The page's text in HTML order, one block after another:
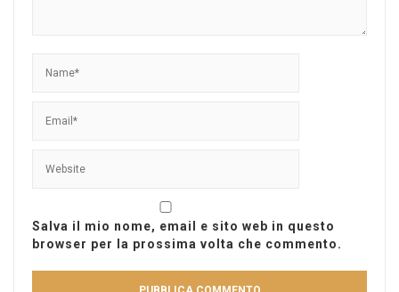
Salva il mio nome, email e sito web in questo
browser per la prossima volta che commento.